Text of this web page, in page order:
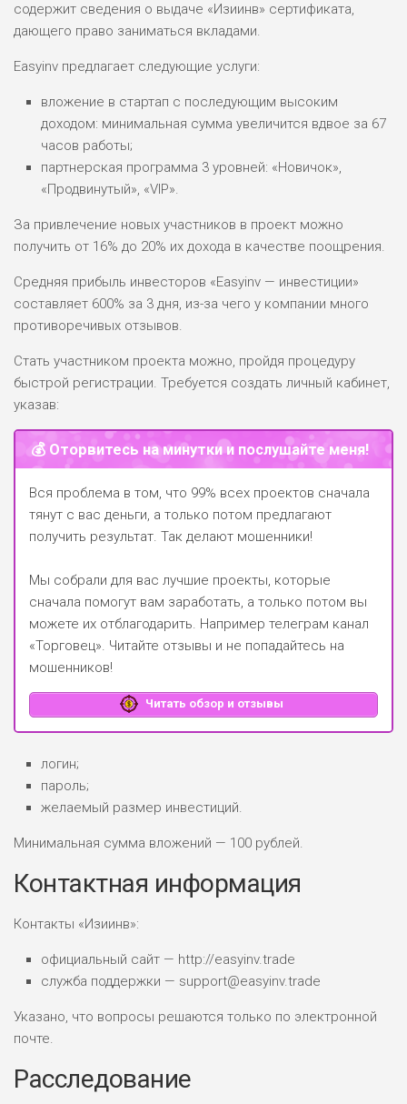
РИСКИ: СРЕДНИЕ
ДОХОД: ВЫСОКИЙ
ВСЕМ
2
БЮДЖЕТ: НИЗКИЙ
ПОДОЙДЕТ
РИСКИ: НИЗКИЕ
БЮДЖЕТ: НИЗКИЙ
содержит сведения о выдаче «Изиинв» сертификата,
дающего право заниматься вкладами.
Easyinv предлагает следующие услуги:
вложение в стартап с последующим высоким
доходом: минимальная сумма увеличится вдвое за 67
часов работы;
партнерская программа 3 уровней: «Новичок»,
«Продвинутый», «VIP».
За привлечение новых участников в проект можно
получить от 16% до 20% их дохода в качестве поощрения.
Средняя прибыль инвесторов «Easyinv — инвестиции»
составляет 600% за 3 дня, из-за чего у компании много
противоречивых отзывов.
Стать участником проекта можно, пройдя процедуру
быстрой регистрации. Требуется создать личный кабинет,
указав:
💰 Оторвитесь на минутки и послушайте меня!
Вся проблема в том, что 99% всех проектов сначала
тянут с вас деньги, а только потом предлагают
получить результат. Так делают мошенники!
Мы собрали для вас лучшие проекты, которые
сначала помогут вам заработать, а только потом вы
можете их отблагодарить. Например телеграм канал
«Торговец». Читайте отзывы и не попадайтесь на
мошенников!
Читать обзор и отзывы
логин;
пароль;
желаемый размер инвестиций.
Минимальная сумма вложений — 100 рублей.
Контактная информация
Контакты «Изиинв»:
официальный сайт — http://easyinv.trade
служба поддержки — support@easyinv.trade
Указано, что вопросы решаются только по электронной
почте.
Расследование